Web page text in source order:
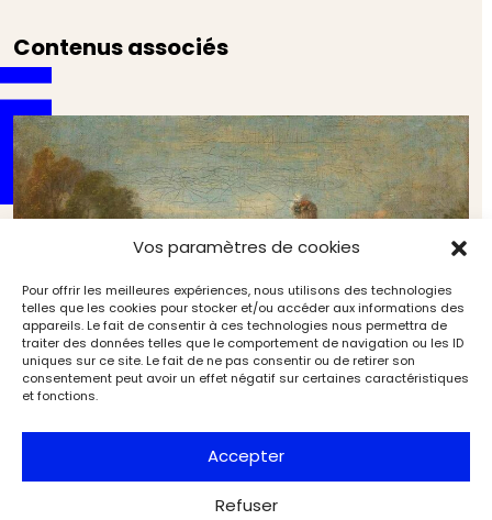
Vos paramètres de cookies
Pour offrir les meilleures expériences, nous utilisons des technologies
telles que les cookies pour stocker et/ou accéder aux informations des
appareils. Le fait de consentir à ces technologies nous permettra de
traiter des données telles que le comportement de navigation ou les ID
uniques sur ce site. Le fait de ne pas consentir ou de retirer son
consentement peut avoir un effet négatif sur certaines caractéristiques
et fonctions.
Accepter
Refuser
Contenus associés